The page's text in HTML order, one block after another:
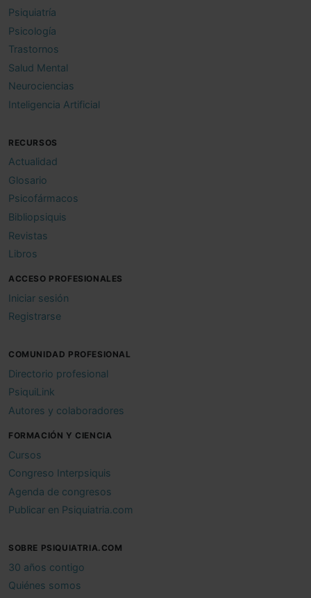
Psiquiatría
Psicología
Trastornos
Salud Mental
Neurociencias
Inteligencia Artificial
RECURSOS
Actualidad
Glosario
Psicofármacos
Bibliopsiquis
Revistas
Libros
ACCESO PROFESIONALES
Iniciar sesión
Registrarse
COMUNIDAD PROFESIONAL
Directorio profesional
PsiquiLink
Autores y colaboradores
FORMACIÓN Y CIENCIA
Cursos
Congreso Interpsiquis
Agenda de congresos
Publicar en Psiquiatria.com
SOBRE PSIQUIATRIA.COM
30 años contigo
Quiénes somos